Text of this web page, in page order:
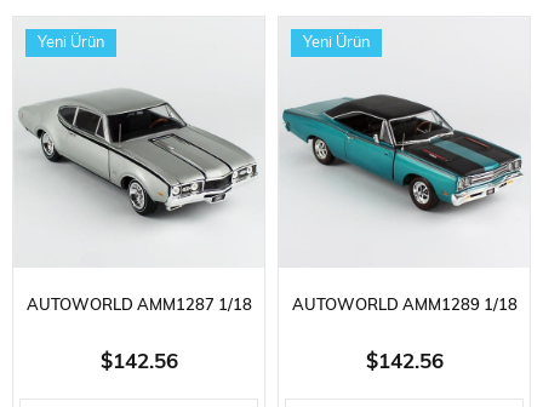
HAZIR METAL ARABA MODELI METAL ARABA MODELI
AUTOWORLD AMM1287 1/18
ÖLÇEK, 1968 OLDSMOBILE
HURST OLDS 2-DOOR POST
$142.56
Yeni Ürün
AUTOWORLD AMM1289 1/18
ÖLÇEK, 1969 PLYMOUTH ROAD
RUNNER HARDTOP (MCACN),
$142.56
Yeni Ürün